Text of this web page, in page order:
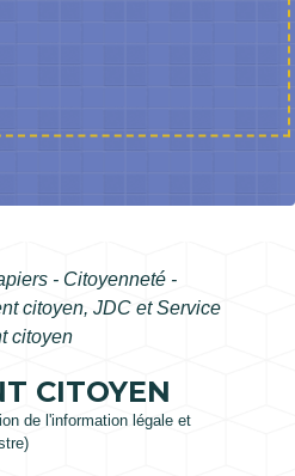
- Citoyenneté -
citoyen, JDC et Service
citoyen
CITOYEN
de l'information légale et